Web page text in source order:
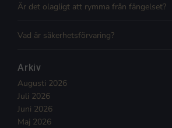
Är det olagligt att rymma från fängelset?
Vad är säkerhetsförvaring?
Arkiv
Augusti 2026
Juli 2026
Juni 2026
Maj 2026